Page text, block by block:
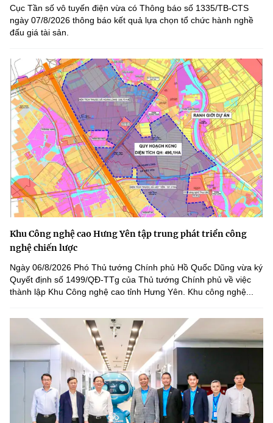
Cục Tần số vô tuyến điện vừa có Thông báo số 1335/TB-CTS
ngày 07/8/2026 thông báo kết quả lựa chọn tổ chức hành nghề
đấu giá tài sản.
Khu Công nghệ cao Hưng Yên tập trung phát triển công
nghệ chiến lược
Ngày 06/8/2026 Phó Thủ tướng Chính phủ Hồ Quốc Dũng vừa ký
Quyết định số 1499/QĐ-TTg của Thủ tướng Chính phủ về việc
thành lập Khu Công nghệ cao tỉnh Hưng Yên. Khu công nghệ...